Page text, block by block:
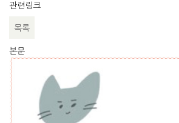
관련링크
목록
본문